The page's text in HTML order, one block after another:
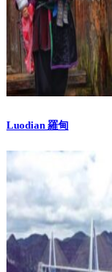
Luodian 羅甸